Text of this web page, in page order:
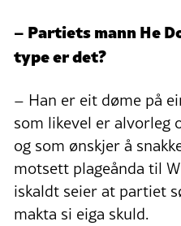
– Partiets mann He
type er det?
– Han er eit døme på
som likevel er alvorleg
og som ønskjer å
motsett plageånda til
iskaldt seier at partiet
makta si eiga skuld.